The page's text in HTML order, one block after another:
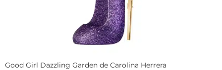
Good Girl Dazzling Garden de Carolina Herrera